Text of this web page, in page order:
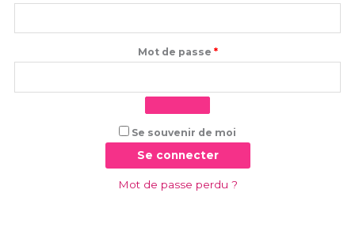
Mot de passe *
Se souvenir de moi
Se connecter
Mot de passe perdu ?